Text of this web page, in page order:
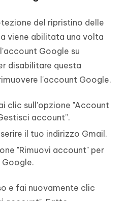
del ripristino delle
viene abilitata una volta
Google su
disabilitare questa
l'account Google.
clic sull'opzione "Account
account”.
il tuo indirizzo Gmail.
"Rimuovi account" per
e fai nuovamente clic